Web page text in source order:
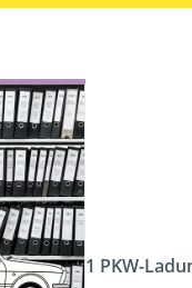
1 PKW-